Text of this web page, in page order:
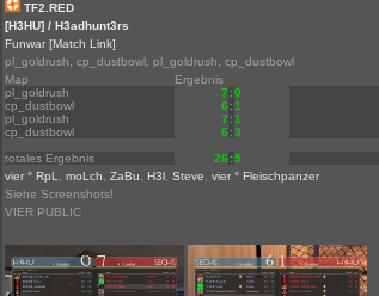
TF2.RED
[H3HU] / H3adhunt3rs
Funwar [Match Link]
pl_goldrush, cp_dustbowl, pl_goldrush, cp_dustbowl
Map
Ergebnis
pl_goldrush
7 :0
cp_dustbowl
6 :1
pl_goldrush
7 :1
cp_dustbowl
6 :3
totales Ergebnis
26 :5
vier ° RpL moLch ZaBu H3l Steve
vier ° Fleischpanzer
Siehe Screenshots!
VIER PUBLIC